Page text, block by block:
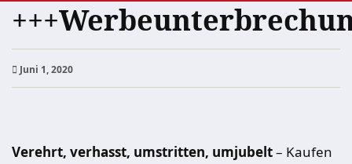
Juni 1, 2020
Verehrt, verhasst, umstritten, umjubelt– Kaufen